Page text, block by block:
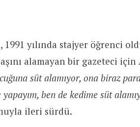
1991 yılında stajyer öğrenci
alamayan bir gazeteci için
süt alamıyor, ona biraz
yapayım, ben de kedime süt
ileri sürdü.